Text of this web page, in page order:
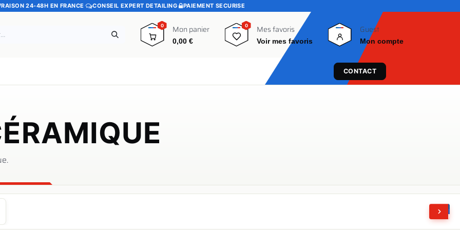
24-48H EN FRANCE · CONSEIL EXPERT DETAILING· PAIEMENT SECURISE
0 Mon panier
0,00€
0
0 Mes favoris
Voir mes favoris
Guest
Mon compte
CONTACT
.